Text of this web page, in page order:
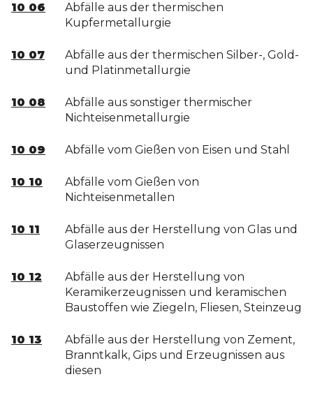
10 06
Abfälle aus der thermischen
Kupfermetallurgie
10 07
Abfälle aus der thermischen Silber-, Gold-
und Platinmetallurgie
10 08
Abfälle aus sonstiger thermischer
Nichteisenmetallurgie
10 09 Abfälle vom Gießen von Eisen und Stahl
10 10
Abfälle vom Gießen von
Nichteisenmetallen
10 11
Abfälle aus der Herstellung von Glas und
Glaserzeugnissen
10 12
Abfälle aus der Herstellung von
Keramikerzeugnissen und keramischen
Baustoffen wie Ziegeln, Fliesen, Steinzeug
10 13
Abfälle aus der Herstellung von Zement,
Branntkalk, Gips und Erzeugnissen aus
diesen